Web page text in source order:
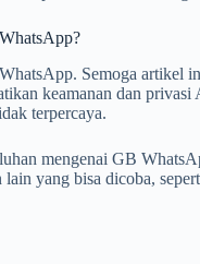
Semoga artikel
keamanan dan
terpercaya.
mengenai GB
lain yang bisa dicoba,